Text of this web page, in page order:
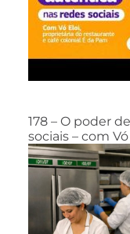
178 – O poder
sociais – com